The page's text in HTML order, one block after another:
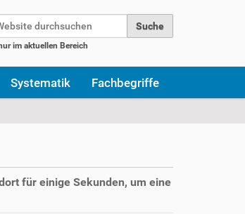
im aktuellen Bereich
Systematik Fachbegriffe
für einige Sekunden, um eine